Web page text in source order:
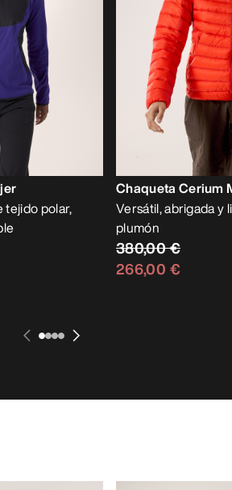
tejido polar,
Chaqueta Cerium
Versátil, abrigada y
plumón
380,00 €
266,00 €